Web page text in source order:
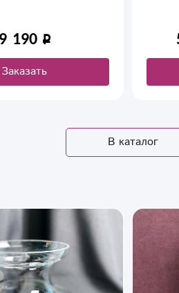
9 190
Заказать
В каталог